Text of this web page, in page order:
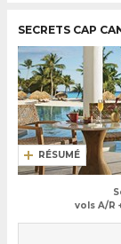
SECRETS CAP
RÉSUMÉ
vols A/R